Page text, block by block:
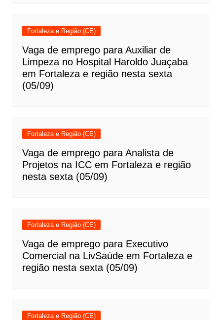
Fortaleza e Região (CE)
Vaga de emprego para Auxiliar de
Limpeza no Hospital Haroldo Juaçaba
em Fortaleza e região nesta sexta
(05/09)
Fortaleza e Região (CE)
Vaga de emprego para Analista de
Projetos na ICC em Fortaleza e região
nesta sexta (05/09)
Fortaleza e Região (CE)
Vaga de emprego para Executivo
Comercial na LivSaúde em Fortaleza e
região nesta sexta (05/09)
Fortaleza e Região (CE)